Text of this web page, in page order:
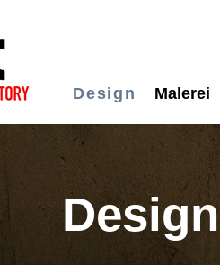
Design Malerei
Design